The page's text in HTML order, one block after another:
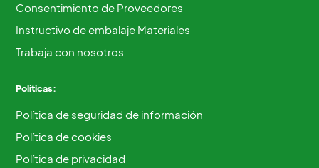
Consentimiento de Proveedores
Instructivo de embalaje Materiales
Trabaja con nosotros
Políticas:
Política de seguridad de información
Política de cookies
Política de privacidad